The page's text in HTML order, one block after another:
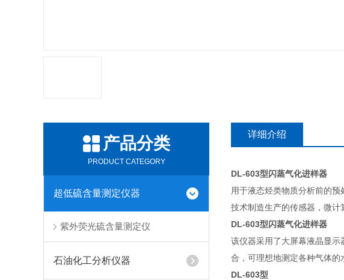
产品分类
PRODUCT CATEGORY
超低硫含量测定仪器
紫外荧光硫含量测定仪
石油化工分析仪器
详细介绍
DL-603型闪蒸气化进样器
用于液态烃类物质分析前的
技术制造生产的传感器，微计
DL-603型闪蒸气化进样器
该仪器采用了大屏幕液晶显
合，可理想地测定各种气体的
DL-603型